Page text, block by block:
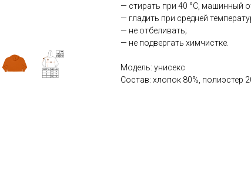
— стирать при 40 °С, машинный
— гладить при средней
— не отбеливать;
— не подвергать химчистке.
Модель: унисекс
Состав: хлопок 80%, полиэстер